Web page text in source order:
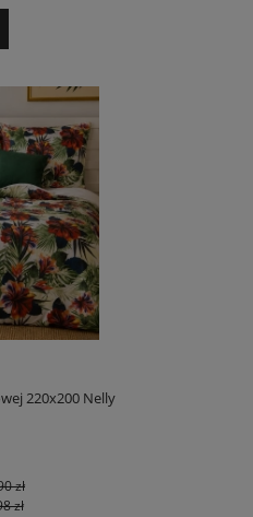
220x200 Nelly
zł
zł